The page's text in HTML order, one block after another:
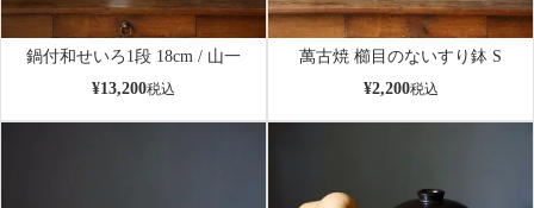
鍋付和せいろ1段 18cm / 山一
¥13,200税込
萬古焼 櫛目のないすり鉢 S
¥2,200税込